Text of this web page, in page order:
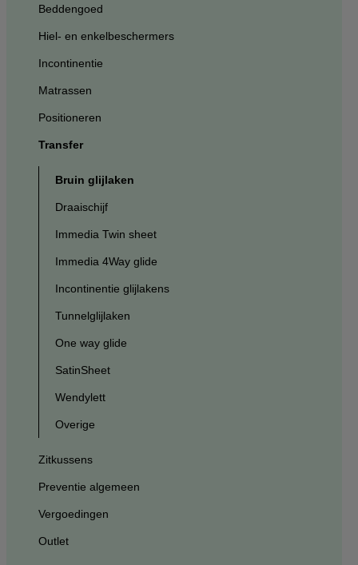
Beddengoed
Hiel- en enkelbeschermers
Incontinentie
Matrassen
Positioneren
Transfer
Bruin glijlaken
Draaischijf
Immedia Twin sheet
Immedia 4Way glide
Incontinentie glijlakens
Tunnelglijlaken
One way glide
SatinSheet
Wendylett
Overige
Zitkussens
Preventie algemeen
Vergoedingen
Outlet